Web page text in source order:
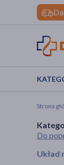
Strona
Do
Układ